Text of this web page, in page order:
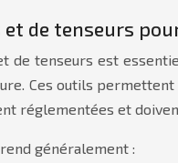
et de tenseurs
de tenseurs est
Ces outils
réglementées et
généralement :